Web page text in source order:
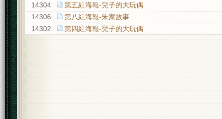
14304
第五組海報-兒子的大玩偶
14306
第八組海報-朱家故事
14302
第四組海報-兒子的大玩偶